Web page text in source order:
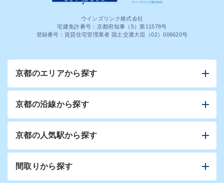
ウインズリンク株式会社
宅建免許番号：京都府知事（5）第11578号
登録番号：賃貸住宅管理業者 国土交通大臣（02）006620号
京都のエリアから探す
京都の沿線から探す
京都の人気駅から探す
間取りから探す